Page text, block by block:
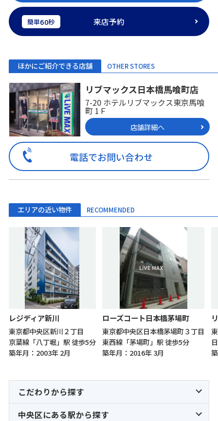
簡単60秒 来店予約
ほかにご紹介できる店舗 OTHER STORES
リブマックス日本橋馬喰町店
7-20 ホテルリブマックス東京馬喰
町 1Ｆ
店舗詳細へ
電話でお問い合わせ
エリアの近い物件 RECOMMENDED
レジディア新川
東京都中央区新川２丁目
京葉線「八丁堀」駅 徒歩5分
築年月：2003年 2月
ローズコート日本橋茅場町
東京都中央区日本橋茅場町３丁目
東西線「茅場町」駅 徒歩5分
築年月：2016年 3月
こだわりから探す
中央区にある駅から探す